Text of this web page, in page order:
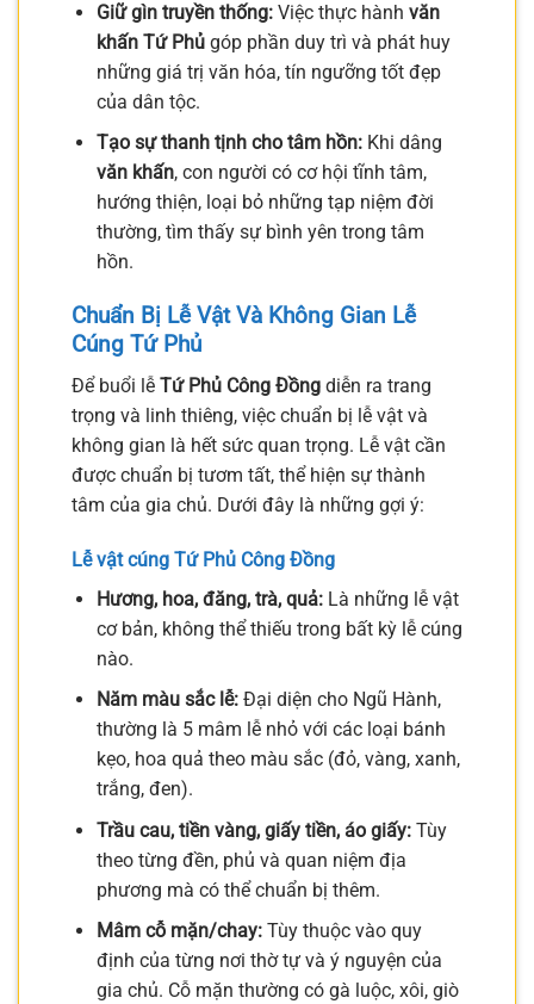
Giữ gìn truyền thống:Việc thực hành văn
khấn Tứ Phủgóp phần duy trì và phát huy
những giá trị văn hóa, tín ngưỡng tốt đẹp
của dân tộc.
Tạo sự thanh tịnh cho tâm hồn:Khi dâng
văn khấn, con người có cơ hội tĩnh tâm,
hướng thiện, loại bỏ những tạp niệm đời
thường, tìm thấy sự bình yên trong tâm
hồn.
Chuẩn Bị Lễ Vật Và Không Gian Lễ
Cúng Tứ Phủ
Để buổi lễ Tứ Phủ Công Đồng diễn ra trang
trọng và linh thiêng, việc chuẩn bị lễ vật và
không gian là hết sức quan trọng. Lễ vật cần
được chuẩn bị tươm tất, thể hiện sự thành
tâm của gia chủ. Dưới đây là những gợi ý:
Lễ vật cúng Tứ Phủ Công Đồng
Hương, hoa, đăng, trà, quả:Là những lễ vật
cơ bản, không thể thiếu trong bất kỳ lễ cúng
nào.
Năm màu sắc lễ:Đại diện cho Ngũ Hành,
thường là 5 mâm lễ nhỏ với các loại bánh
kẹo, hoa quả theo màu sắc (đỏ, vàng, xanh,
trắng, đen).
Trầu cau, tiền vàng, giấy tiền, áo giấy:Tùy
theo từng đền, phủ và quan niệm địa
phương mà có thể chuẩn bị thêm.
Mâm cỗ mặn/chay:Tùy thuộc vào quy
định của từng nơi thờ tự và ý nguyện của
gia chủ. Cỗ mặn thường có gà luộc, xôi, giò